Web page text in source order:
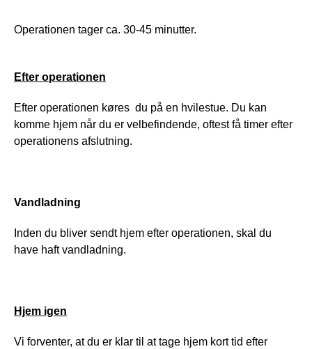
Operationen tager ca. 30-45 minutter.
Efter operationen
Efter operationen køres  du på en hvilestue. Du kan
komme hjem når du er velbefindende, oftest få timer efter
operationens afslutning.
Vandladning
Inden du bliver sendt hjem efter operationen, skal du
have haft vandladning.
Hjem igen
Vi forventer, at du er klar til at tage hjem kort tid efter